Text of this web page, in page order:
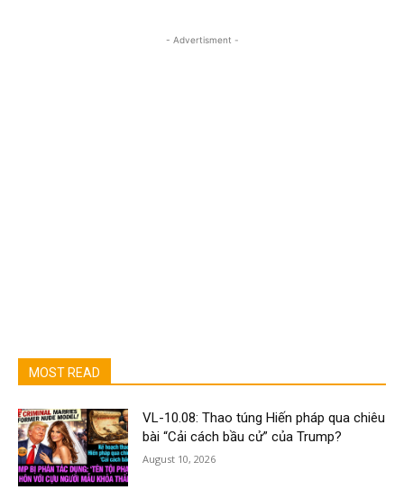
- Advertisment -
MOST READ
VL-10.08: Thao túng Hiến pháp qua chiêu
bài “Cải cách bầu cử” của Trump?
August 10, 2026